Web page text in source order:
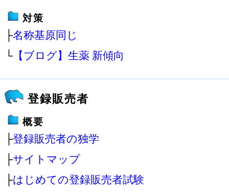
対策
├名称基原同じ
└ 【ブログ】生薬 新傾向
登録販売者
概要
├登録販売者の独学
├サイトマップ
├はじめての登録販売者試験